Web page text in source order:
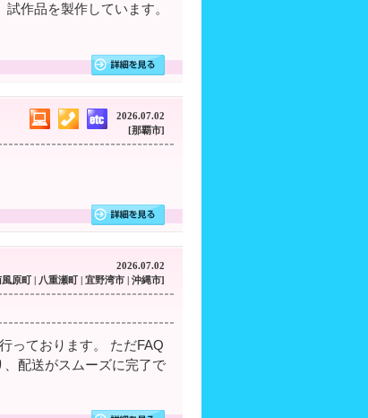
作品を製作しています。
2026.07.02
[那覇市]
2026.07.02
原町 | 八重瀬町 | 宜野湾市 | 沖縄市]
っております。 ただFAQ
配送がスムーズに完了で